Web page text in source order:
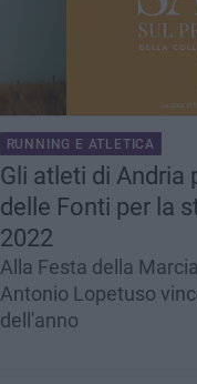
RUNNING E ATLETICA
Gli atleti di Andria
delle Fonti per la
2022
Alla Festa della
Antonio Lopetuso
dell'anno